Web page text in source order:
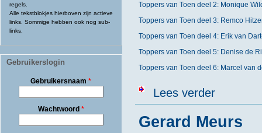
regels.
Alle tekstblokjes hierboven zijn actieve
links. Sommige hebben ook nog sub-
links.
Gebruikerslogin
Gebruikersnaam*
Wachtwoord *
Toppers van Toen deel 2: Monique
Toppers van Toen deel 3: Remco
Toppers van Toen deel 4: Erik van
Toppers van Toen deel 5: Denise de
Toppers van Toen deel 6: Marcel van
Lees verderover Columns
Gerard Meurs